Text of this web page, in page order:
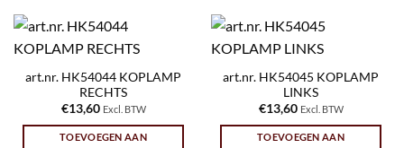
art.nr. HK54044 KOPLAMP
RECHTS
€13,60 Excl. BTW
TOEVOEGEN AAN
art.nr. HK54045 KOPLAMP
LINKS
€13,60 Excl. BTW
TOEVOEGEN AAN